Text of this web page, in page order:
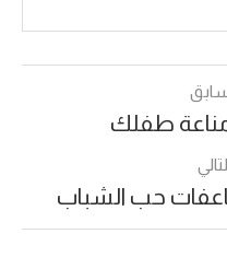
مناعة طفلك
حب الشباب